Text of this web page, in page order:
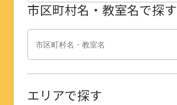
市区町村名・教室名で探す
エリアで探す